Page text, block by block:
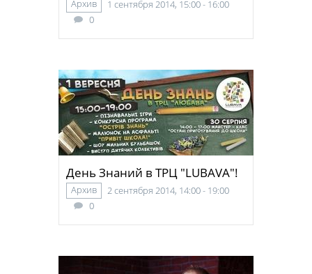
Архив
1 сентября 2014, 15:00 - 16:00
0
День Знаний в ТРЦ "LUBAVA"!
Архив
2 сентября 2014, 14:00 - 19:00
0